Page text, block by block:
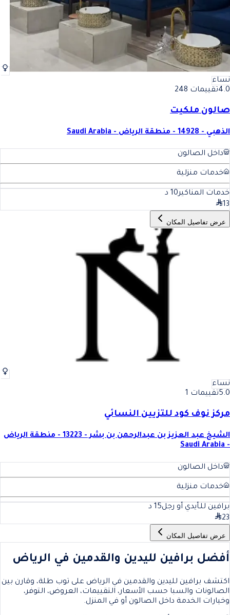
نساء
4.0تقييمات 248
صالون ملكيت
الذهبي - 14928 - منطقة الرياض - Saudi Arabia
داخل الصالون
خدمات منزلية
خدمات المناكير10 د
13
عرض تفاصيل المكان
نساء
5.0تقييمات 1
مركز نوف كود للتزيين النسائي
الشيخ عبد العزيز بن عبدالرحمن بن بشر - 13223 - منطقة الرياض
- Saudi Arabia
داخل الصالون
خدمات منزلية
برافين للـأيدي أو رجل15 د
23
عرض تفاصيل المكان
أفضل برافين لليدين والقدمين في الرياض
اكتشف برافين لليدين والقدمين في الرياض على توب طلة، وقارن بين
الصالونات والسبا حسب الأسعار، التقييمات، العروض، التوفر،
وخيارات الخدمة داخل الصالون أو في المنزل.